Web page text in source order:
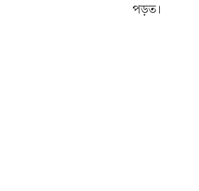
পড়ত।